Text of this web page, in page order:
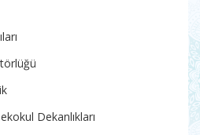
Dekanlıkları